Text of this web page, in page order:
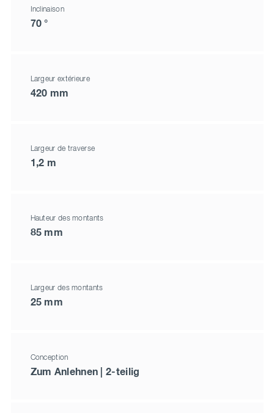
Inclinaison
70 °
Largeur extérieure
420 mm
Largeur de traverse
1,2 m
Hauteur des montants
85 mm
Largeur des montants
25 mm
Conception
Zum Anlehnen | 2-teilig